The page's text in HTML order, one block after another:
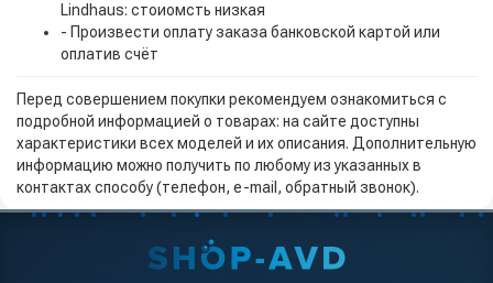
Lindhaus: стоиомсть низкая
- Произвести оплату заказа банковской картой или
оплатив счёт
Перед совершением покупки рекомендуем ознакомиться с
подробной информацией о товарах: на сайте доступны
характеристики всех моделей и их описания. Дополнительную
информацию можно получить по любому из указанных в
контактах способу (телефон, e-mail, обратный звонок).